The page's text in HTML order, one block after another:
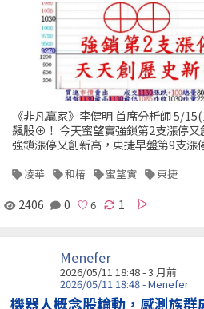
《非凡贏家》李健明 首席分析師 5/
飆股⊕！ 今天蜜望實強鎖第2支漲停
強鎖漲停又創新高，東捷早盤第9支漲
凌華 和椿 蜜望實 東捷
2406 0 1
Menefer
2026/05/11 18:48 - 3 月前
2026/05/11 18:48 - Menefer
機器人概念股輪動，感測族群